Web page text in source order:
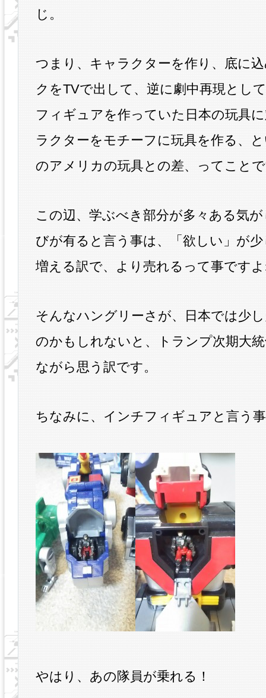
じ。
つまり、キャラクターを作り、底に
クをTVで出して、逆に劇中再現とし
フィギュアを作っていた日本の玩具
ラクターをモチーフに玩具を作る、
のアメリカの玩具との差、ってこと
この辺、学ぶべき部分が多々ある気
びが有ると言う事は、「欲しい」が
増える訳で、より売れるって事です
そんなハングリーさが、日本では少
のかもしれないと、トランプ次期大
ながら思う訳です。
ちなみに、インチフィギュアと言う
やはり、あの隊員が乗れる！